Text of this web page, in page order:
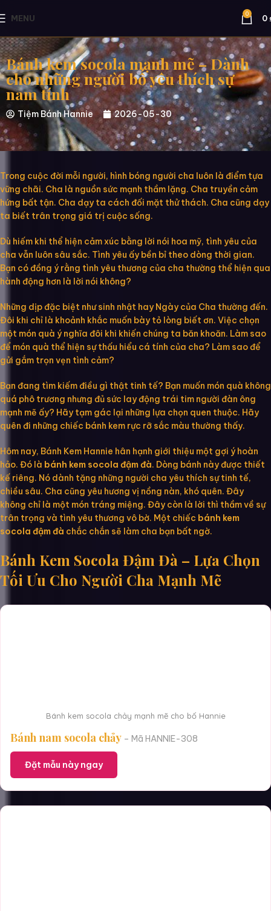
MENU 0 0
Bánh kem socola mạnh mẽ – Dành
cho những người bố yêu thích sự
nam tính
Tiệm Bánh Hannie 2026-05-30
Trong cuộc đời mỗi người, hình bóng người cha luôn là điểm tựa
vững chãi. Cha là nguồn sức mạnh thầm lặng. Cha truyền cảm
hứng bất tận. Cha dạy ta cách đối mặt thử thách. Cha cũng dạy
ta biết trân trọng giá trị cuộc sống.
Dù hiếm khi thể hiện cảm xúc bằng lời nói hoa mỹ, tình yêu của
cha vẫn luôn sâu sắc. Tình yêu ấy bền bỉ theo dòng thời gian.
Bạn có đồng ý rằng tình yêu thương của cha thường thể hiện qua
hành động hơn là lời nói không?
Những dịp đặc biệt như sinh nhật hay Ngày của Cha thường đến.
Đôi khi chỉ là khoảnh khắc muốn bày tỏ lòng biết ơn. Việc chọn
một món quà ý nghĩa đôi khi khiến chúng ta băn khoăn. Làm sao
để món quà thể hiện sự thấu hiểu cá tính của cha? Làm sao để
gửi gắm trọn vẹn tình cảm?
Bạn đang tìm kiếm điều gì thật tinh tế? Bạn muốn món quà không
quá phô trương nhưng đủ sức lay động trái tim người đàn ông
mạnh mẽ ấy? Hãy tạm gác lại những lựa chọn quen thuộc. Hãy
quên đi những chiếc bánh kem rực rỡ sắc màu thường thấy.
Hôm nay, Bánh Kem Hannie hân hạnh giới thiệu một gợi ý hoàn
hảo. Đó là bánh kem socola đậm đà. Dòng bánh này được thiết
kế riêng. Nó dành tặng những người cha yêu thích sự tinh tế,
chiều sâu. Cha cũng yêu hương vị nồng nàn, khó quên. Đây
không chỉ là một món tráng miệng. Đây còn là lời thì thầm về sự
trân trọng và tình yêu thương vô bờ. Một chiếc bánh kem
socola đậm đà chắc chắn sẽ làm cha bạn bất ngờ.
Bánh Kem Socola Đậm Đà – Lựa Chọn
Tối Ưu Cho Người Cha Mạnh Mẽ
Bánh kem socola chảy mạnh mẽ cho bố Hannie
Bánh nam socola chảy – Mã HANNIE-308
Đặt mẫu này ngay